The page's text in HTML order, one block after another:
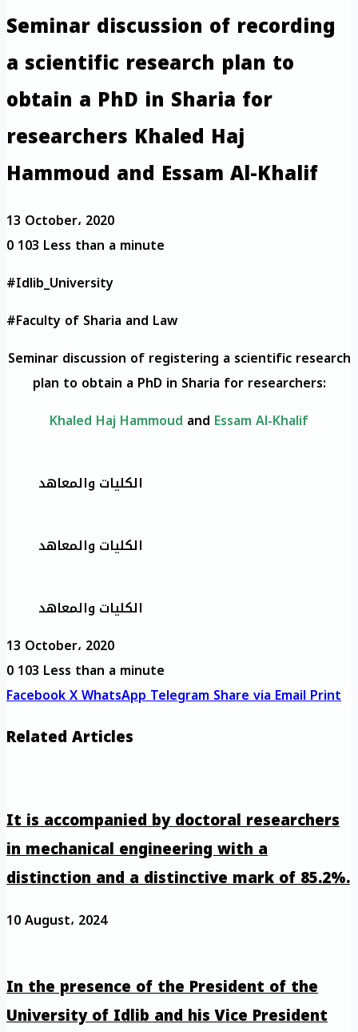
Seminar discussion of recording
a scientific research plan to
obtain a PhD in Sharia for
researchers Khaled Haj
Hammoud and Essam Al-Khalif
13 October، 2020
0103 Less than a minute
#Idlib_University
#Faculty of Sharia and Law
Seminar discussion of registering a scientific research
plan to obtain a PhD in Sharia for researchers:
Khaled Haj Hammoud and Essam Al-Khalif
الكليات والمعاهد
الكليات والمعاهد
الكليات والمعاهد
13 October، 2020
0103 Less than a minute
FacebookXWhatsAppTelegramShare via EmailPrint
Related Articles
It is accompanied by doctoral researchers
in mechanical engineering with a
distinction and a distinctive mark of 85.2%.
10 August، 2024
In the presence of the President of the
University of Idlib and his Vice President